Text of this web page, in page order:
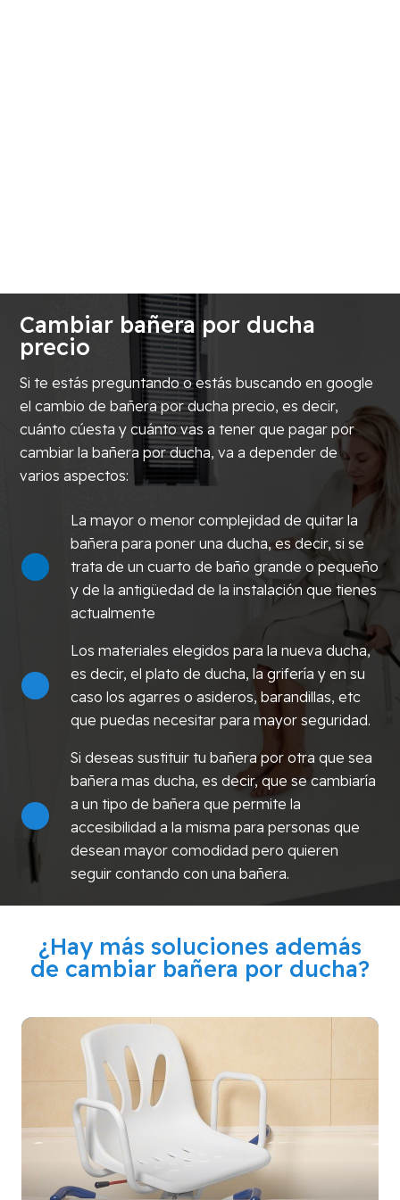
Cambiar bañera por ducha
precio
Si te estás preguntando o estás buscando en google
el cambio de bañera por ducha precio, es decir,
cuánto cúesta y cuánto vas a tener que pagar por
cambiar la bañera por ducha, va a depender de
varios aspectos:
La mayor o menor complejidad de quitar la
bañera para poner una ducha, es decir, si se
trata de un cuarto de baño grande o pequeño
y de la antigüedad de la instalación que tienes
actualmente
Los materiales elegidos para la nueva ducha,
es decir, el plato de ducha, la grifería y en su
caso los agarres o asideros, barandillas, etc
que puedas necesitar para mayor seguridad.
Si deseas sustituir tu bañera por otra que sea
bañera mas ducha, es decir, que se cambiaría
a un tipo de bañera que permite la
accesibilidad a la misma para personas que
desean mayor comodidad pero quieren
seguir contando con una bañera.
¿Hay más soluciones además
de cambiar bañera por ducha?